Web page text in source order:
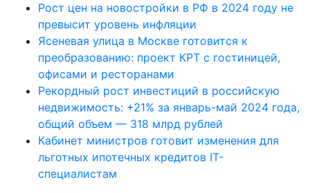
Рост цен на новостройки в РФ в 2024 году не
превысит уровень инфляции
Ясеневая улица в Москве готовится к
преобразованию: проект КРТ с гостиницей,
офисами и ресторанами
Рекордный рост инвестиций в российскую
недвижимость: +21% за январь-май 2024 года,
общий объем — 318 млрд рублей
Кабинет министров готовит изменения для
льготных ипотечных кредитов IT-
специалистам